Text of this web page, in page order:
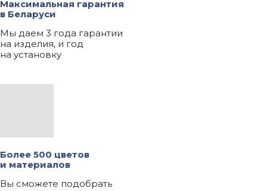
Максимальная гарантия
в Беларуси
Мы даем 3 года гарантии
на изделия, и год
на установку
Более 500 цветов
и материалов
Вы сможете подобрать